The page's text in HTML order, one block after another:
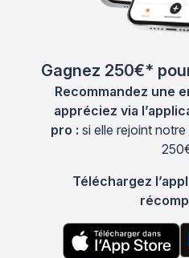
Gagnez 250€*
Recommandez une
appréciez via
pro : si elle rejoint
Téléchargez